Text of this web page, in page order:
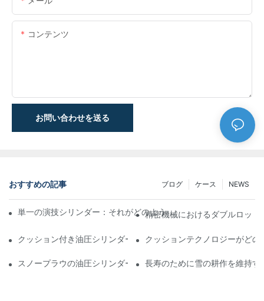
コンテンツ
お問い合わせを送る
おすすめの記事 NEWS
ケース
ブログ
単一の演技シリンダー：それがどのように機能するか&一般的な
精密機械におけるダブルロッド
クッション付き油圧シリンダー：寿命を延ばす衝撃&の削減
クッションテクノロジーがど
スノープラウの油圧シリンダー：厳しい冬の状態の重要な機能
長寿のために雪の耕作を維持す